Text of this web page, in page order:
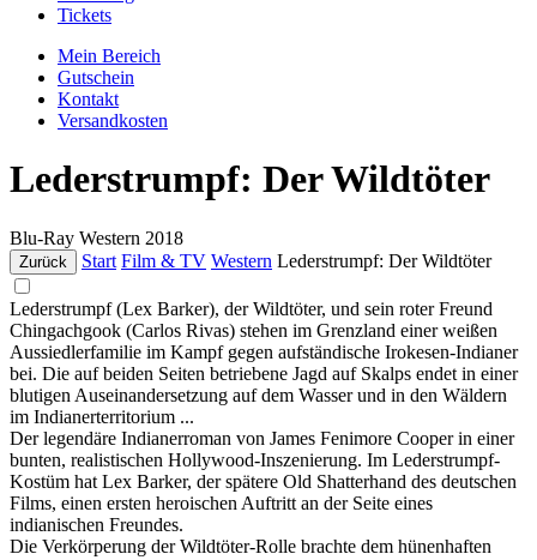
Tickets
Mein Bereich
Gutschein
Kontakt
Versandkosten
Lederstrumpf: Der Wildtöter
Blu-Ray Western 2018
Zurück Start Film & TV Western Lederstrumpf: Der Wildtöter
Lederstrumpf (Lex Barker), der Wildtöter, und sein roter Freund
Chingachgook (Carlos Rivas) stehen im Grenzland einer weißen
Aussiedlerfamilie im Kampf gegen aufständische Irokesen-Indianer
bei. Die auf beiden Seiten betriebene Jagd auf Skalps endet in einer
blutigen Auseinandersetzung auf dem Wasser und in den Wäldern
im Indianerterritorium ...
Der legendäre Indianerroman von James Fenimore Cooper in einer
bunten, realistischen Hollywood-Inszenierung. Im Lederstrumpf-
Kostüm hat Lex Barker, der spätere Old Shatterhand des deutschen
Films, einen ersten heroischen Auftritt an der Seite eines
indianischen Freundes.
Die Verkörperung der Wildtöter-Rolle brachte dem hünenhaften